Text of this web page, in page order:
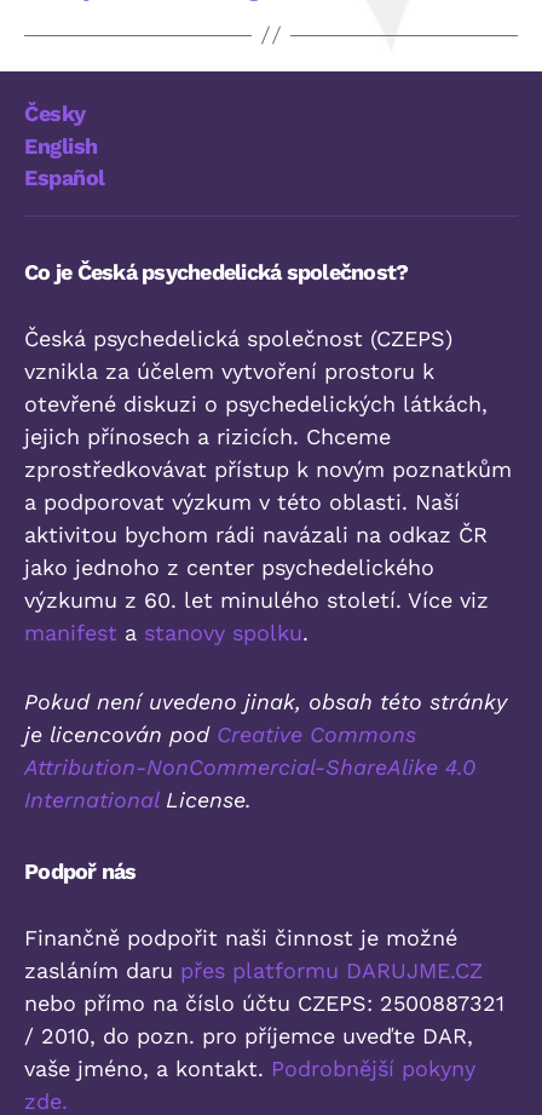
Česky
English
Español
Co je Česká psychedelická společnost?
Česká psychedelická společnost (CZEPS)
vznikla za účelem vytvoření prostoru k
otevřené diskuzi o psychedelických látkách,
jejich přínosech a rizicích. Chceme
zprostředkovávat přístup k novým poznatkům
a podporovat výzkum v této oblasti. Naší
aktivitou bychom rádi navázali na odkaz ČR
jako jednoho z center psychedelického
výzkumu z 60. let minulého století. Více viz
manifest a stanovy spolku.
Pokud není uvedeno jinak, obsah této stránky
je licencován pod Creative Commons
Attribution-NonCommercial-ShareAlike 4.0
InternationalLicense.
Podpoř nás
Finančně podpořit naši činnost je možné
zasláním daru přes platformu DARUJME.CZ
nebo přímo na číslo účtu CZEPS: 2500887321
/ 2010, do pozn. pro příjemce uveďte DAR,
vaše jméno, a kontakt. Podrobnější pokyny
zde.